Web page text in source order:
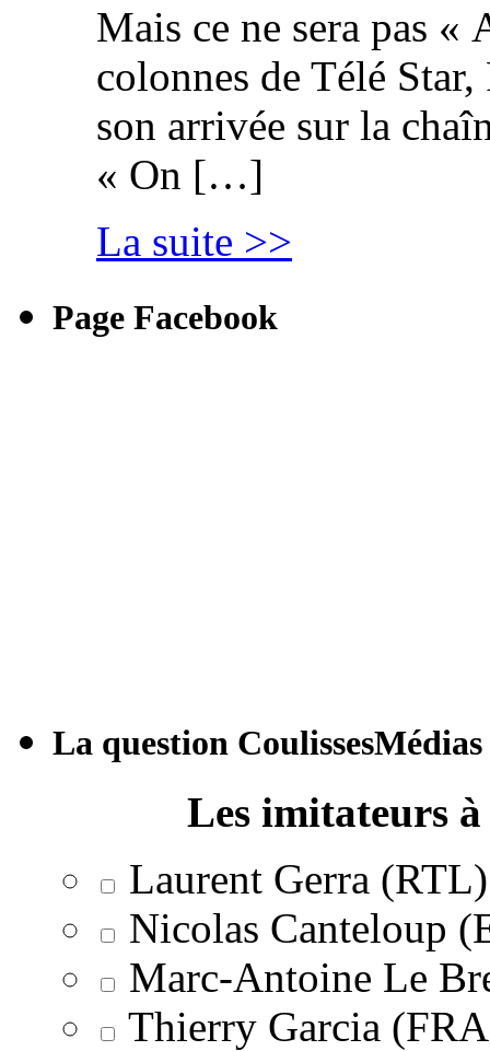
Mais ce ne sera pas «
colonnes de Télé
son arrivée sur la
« On […]
La suite >>
Page Facebook
La question CoulissesMédias
Les imitateurs
Laurent Gerra (RTL)
Nicolas Canteloup
Marc-Antoine Le
Thierry Garcia